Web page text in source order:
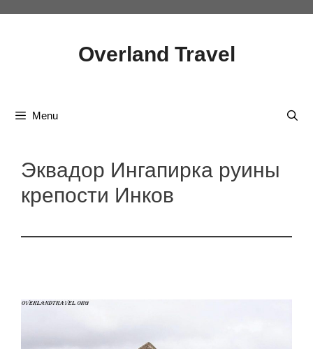
Skip
Overland Travel
Menu
Эквадор Ингапирка руины
крепости Инков